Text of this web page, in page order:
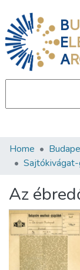
B
E
A
Communities
Statistics
About us
Home
Az